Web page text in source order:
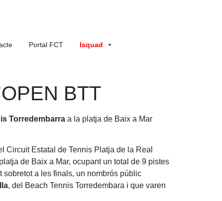
Portal FCT Isquad
BTT
Torredembarra a la platja de Baix a Mar
Circuit Estatal de Tennis Platja de la Real
de Baix a Mar, ocupant un total de 9 pistes
sobretot a les finals, un nombrós públic
, del Beach Tennis Torredembara i que varen